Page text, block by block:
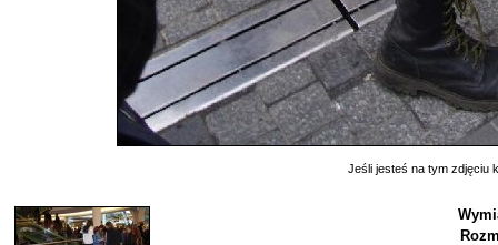
Jeśli jesteś na tym zdjęciu